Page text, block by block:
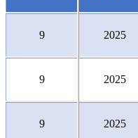
9 2025
9 2025
9 2025